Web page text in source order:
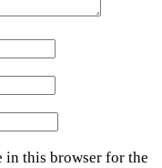
in this browser for the